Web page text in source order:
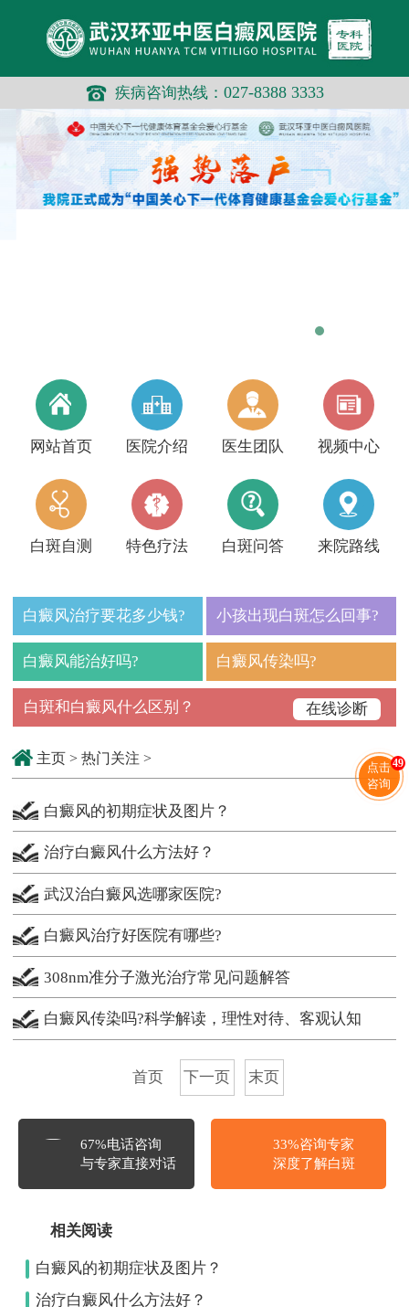
疾病咨询热线： 027-8388 3333
网站首页 医院介绍 医生团队 视频中心
白斑自测 特色疗法 白斑问答 来院路线
白癜风治疗要花多少钱? 小孩出现白斑怎么回事?
白癜风能治好吗? 白癜风传染吗?
白斑和白癜风什么区别？ 在线诊断
主页 >热门关注 >
白癜风的初期症状及图片？
治疗白癜风什么方法好？
武汉治白癜风选哪家医院?
白癜风治疗好医院有哪些?
308nm准分子激光治疗常见问题解答
白癜风传染吗?科学解读，理性对待、客观认知
首页 下一页 末页
67%电话咨询
与专家直接对话
33%咨询专家
深度了解白斑
相关阅读
白癜风的初期症状及图片？
治疗白癜风什么方法好？
点击
咨询
49